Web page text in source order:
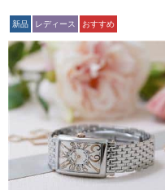
新品 レディース おすすめ